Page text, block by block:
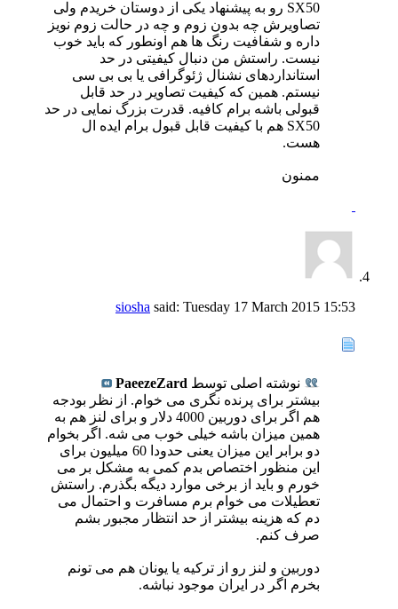
SX50 رو به پیشنهاد یکی از دوستان خریدم ولی
تصاویرش چه بدون زوم و چه در حالت زوم نویز
داره و شفافیت رنگ ها هم اونطور که باید خوب
نیست. راستش من دنبال کیفیتی در حد
استانداردهای نشنال ژئوگرافی یا بی بی سی
نیستم. همین که کیفیت تصاویر در حد قابل
قبولی باشه برام کافیه. قدرت بزرگ نمایی در حد
SX50 هم با کیفیت قابل قبول برام ایده ال
هست.
ممنون
siosha said: Tuesday 17 March 2015 15:53
نوشته اصلی توسط PaeezeZard
بیشتر برای پرنده نگری می خوام. از نظر بودجه
هم اگر برای دوربین 4000 دلار و برای لنز هم به
همین میزان باشه خیلی خوب می شه. اگر بخوام
دو برابر این میزان یعنی حدودا 60 میلیون برای
این منظور اختصاص بدم کمی به مشکل بر می
خورم و باید از برخی موارد دیگه بگذرم. راستش
تعطیلات می خوام برم مسافرت و احتمال می
دم که هزینه بیشتر از حد انتظار مجبور بشم
صرف کنم.
دوربین و لنز رو از ترکیه یا یونان هم می تونم
بخرم اگر در ایران موجود نباشه.